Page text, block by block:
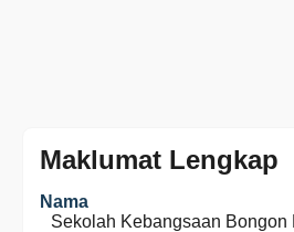
Maklumat Lengkap
Nama
Sekolah Kebangsaan Bongon